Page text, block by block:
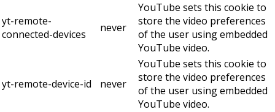
yt-remote-
connected-devices
never
YouTube sets this cookie to
store the video preferences
of the user using embedded
YouTube video.
yt-remote-device-id never
YouTube sets this cookie to
store the video preferences
of the user using embedded
YouTube video.